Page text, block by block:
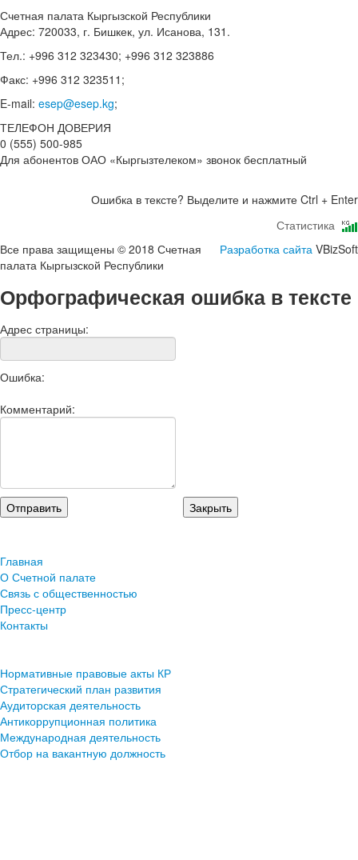
Счетная палата Кыргызской Республики
Адрес: 720033, г. Бишкек, ул. Исанова, 131.
Тел.: +996 312 323430; +996 312 323886
Факс: +996 312 323511;
E-mail: esep@esep.kg;
ТЕЛЕФОН ДОВЕРИЯ
0 (555) 500-985
Для абонентов ОАО «Кыргызтелеком» звонок бесплатный
Ошибка в тексте? Выделите и нажмите Ctrl + Enter
Статистика
Все права защищены © 2018 Счетная
палата Кыргызской Республики
Разработка сайтаVBizSoft
Орфографическая ошибка в тексте
Адрес страницы:
Ошибка:
Комментарий:
Главная
О Счетной палате
Связь с общественностью
Пресс-центр
Контакты
Нормативные правовые акты КР
Стратегический план развития
Аудиторская деятельность
Антикоррупционная политика
Международная деятельность
Отбор на вакантную должность